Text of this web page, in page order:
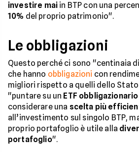
investire mai in BTP con una
10% del proprio patrimonio".
Le obbligazioni
Questo perché ci sono "centinaia
che hanno obbligazioni con
migliori rispetto a quelli dello
"puntare su un ETF obbligazionario
considerare una scelta più
all’investimento sul singolo BTP,
proprio portafoglio è utile alla
portafoglio".